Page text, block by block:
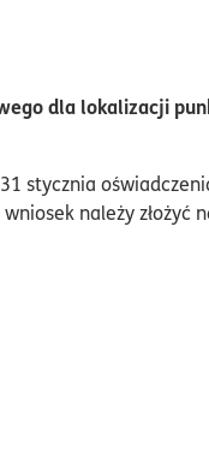
dla lokalizacji
stycznia
należy złożyć